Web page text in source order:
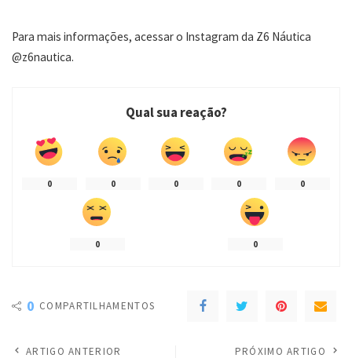
Para mais informações, acessar o Instagram da Z6 Náutica
@z6nautica.
Qual sua reação?
0 0 0 0 0
0 0
0 COMPARTILHAMENTOS
ARTIGO ANTERIOR PRÓXIMO ARTIGO